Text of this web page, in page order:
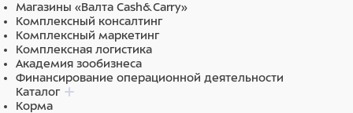
Магазины «Валта Cash&Carry»
Комплексный консалтинг
Комплексный маркетинг
Комплексная логистика
Академия зообизнеса
Финансирование операционной деятельности
Каталог
Корма